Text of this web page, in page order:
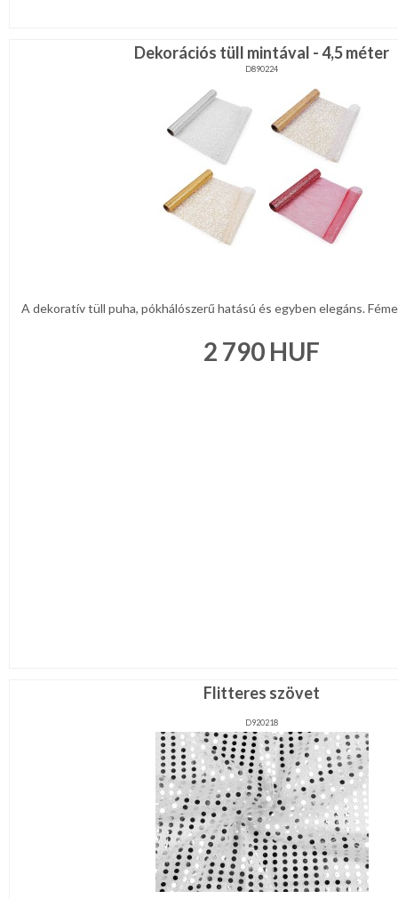
Dekorációs tüll mintával - 4,5 méter
D890224
A dekoratív tüll puha, pókhálószerű hatású és egyben elegáns.
2 790 HUF
Flitteres szövet
D920218